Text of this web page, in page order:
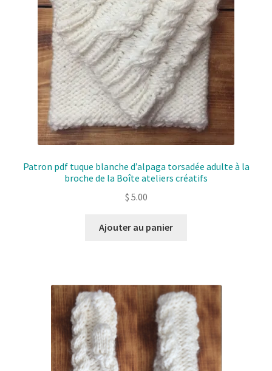
Patron pdf tuque blanche d’alpaga torsadée adulte à la
broche de la Boîte ateliers créatifs
$ 5.00
Ajouter au panier